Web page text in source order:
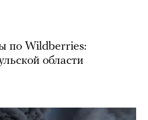
по Wildberries:
области